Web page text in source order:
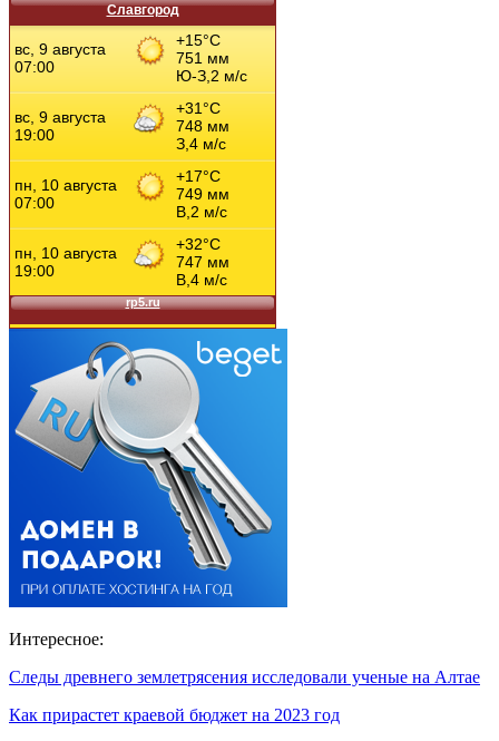
Славгород
Интересное:
Следы древнего землетрясения исследовали ученые на Алтае
Как прирастет краевой бюджет на 2023 год